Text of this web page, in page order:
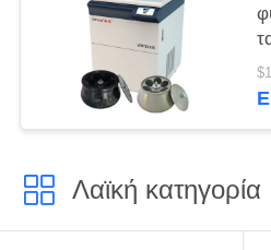
Λαϊκή κατηγορία